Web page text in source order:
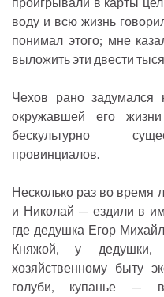
воду и всю жизнь
понимал этого; мне
выложить эти двести
Чехов рано задумался
окружавшей его
бескультурно
провинциалов.
Несколько раз во время
и Николай — ездили в
где дедушка Егор
Княжой, у дедушки,
хозяйственному быту
голуби, купанье —